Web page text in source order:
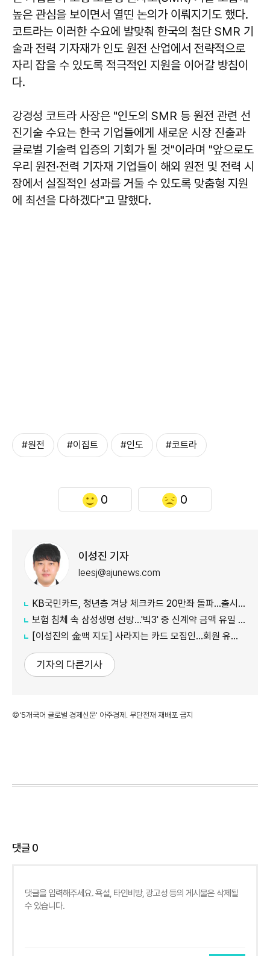
높은 관심을 보이면서 열띤 논의가 이뤄지기도 했다.
코트라는 이러한 수요에 발맞춰 한국의 첨단 SMR 기
술과 전력 기자재가 인도 원전 산업에서 전략적으로
자리 잡을 수 있도록 적극적인 지원을 이어갈 방침이
다.
강경성 코트라 사장은 "인도의 SMR 등 원전 관련 선
진기술 수요는 한국 기업들에게 새로운 시장 진출과
글로벌 기술력 입증의 기회가 될 것"이라며 "앞으로도
우리 원전·전력 기자재 기업들이 해외 원전 및 전력 시
장에서 실질적인 성과를 거둘 수 있도록 맞춤형 지원
에 최선을 다하겠다"고 말했다.
#원전 #이집트 #인도 #코트라
0 0
이성진 기자
leesj@ajunews.com
KB국민카드, 청년층 겨냥 체크카드 20만좌 돌파…출시 8개월만
보험 침체 속 삼성생명 선방…'빅3' 중 신계약 금액 유일 증가
[이성진의 金맥 지도] 사라지는 카드 모집인…회원 유치도 '디지털 전환'
기자의 다른기사
©'5개국어 글로벌 경제신문' 아주경제. 무단전재·재배포 금지
댓글0